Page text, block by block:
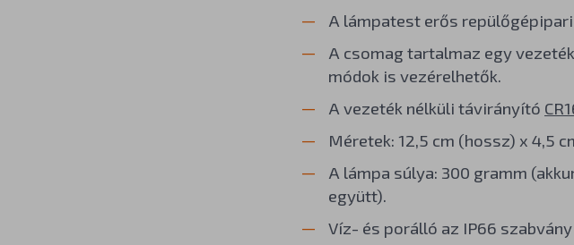
A lámpatest erős
A csomag tartalmaz egy
módok is vezérelhetők.
A vezeték nélküli távirányító
Méretek: 12,5 cm (hossz) x 4,5
A lámpa súlya: 300 gramm
együtt).
Víz- és porálló az IP66